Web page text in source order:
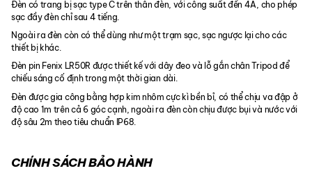
Đèn có trang bị sạc type C trên thân đèn, với công suất đến 4A, cho phép
sạc đầy đèn chỉ sau 4 tiếng.
Ngoài ra đèn còn có thể dùng như một trạm sạc, sạc ngược lại cho các
thiết bị khác.
Đèn pin Fenix LR50R được thiết kế với dây đeo và lỗ gắn chân Tripod để
chiếu sáng cố định trong một thời gian dài.
Đèn được gia công bằng hợp kim nhôm cực kì bền bỉ, có thể chịu va đập ở
độ cao 1m trên cả 6 góc cạnh, ngoài ra đèn còn chịu được bụi và nước với
độ sâu 2m theo tiêu chuẩn IP68.
CHÍNH SÁCH BẢO HÀNH